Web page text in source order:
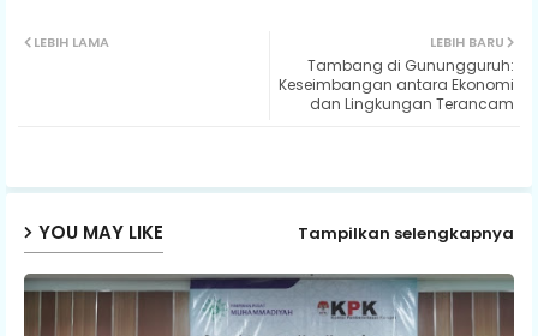
ats
LEBIH BARU
Tambang di Gunungguruh:
Keseimbangan antara Ekonomi
dan Lingkungan Terancam
LEBIH LAMA
YOU MAY LIKE Tampilkan selengkapnya